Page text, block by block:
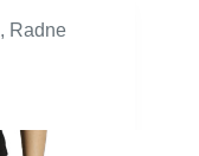
, Radne